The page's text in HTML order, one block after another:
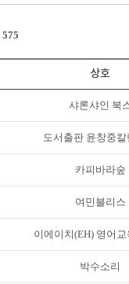
575
상호
샤론샤인 북
도서출판 윤창중
카피바라숲
여민블리스
이에이치(EH) 영어
박수소리